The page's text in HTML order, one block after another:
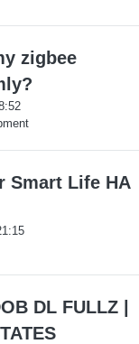
zigbee
Smart Life HA
DL FULLZ |